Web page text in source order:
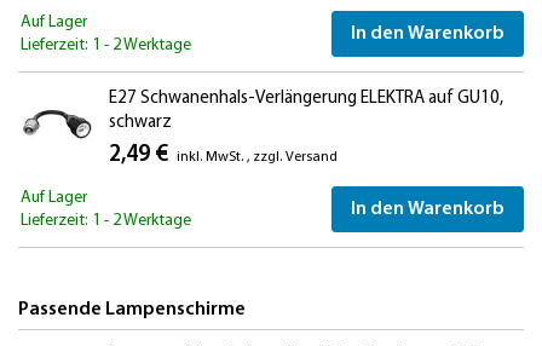
Auf Lager
Lieferzeit: 1 - 2 Werktage
In den Warenkorb
E27 Schwanenhals-Verlängerung ELEKTRA auf GU10,
schwarz
2,49 € inkl. MwSt. , zzgl. Versand
Auf Lager
Lieferzeit: 1 - 2 Werktage
In den Warenkorb
Passende Lampenschirme